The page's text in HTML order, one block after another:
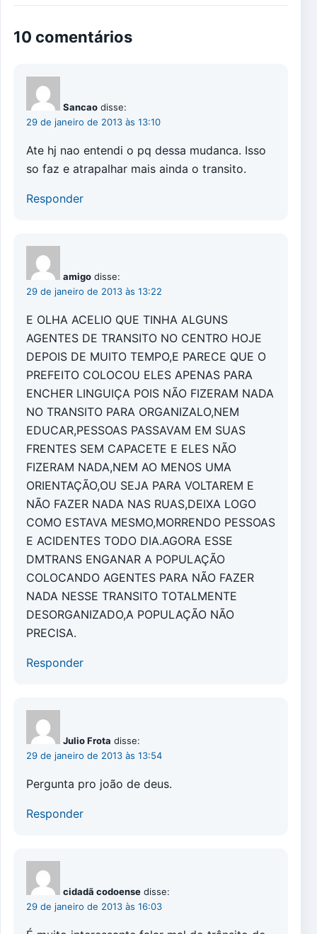
10 comentários
Sancao disse:
29 de janeiro de 2013 às 13:10
Ate hj nao entendi o pq dessa mudanca. Isso
so faz e atrapalhar mais ainda o transito.
Responder
amigo disse:
29 de janeiro de 2013 às 13:22
E OLHA ACELIO QUE TINHA ALGUNS
AGENTES DE TRANSITO NO CENTRO HOJE
DEPOIS DE MUITO TEMPO,E PARECE QUE O
PREFEITO COLOCOU ELES APENAS PARA
ENCHER LINGUIÇA POIS NÃO FIZERAM NADA
NO TRANSITO PARA ORGANIZALO,NEM
EDUCAR,PESSOAS PASSAVAM EM SUAS
FRENTES SEM CAPACETE E ELES NÃO
FIZERAM NADA,NEM AO MENOS UMA
ORIENTAÇÃO,OU SEJA PARA VOLTAREM E
NÃO FAZER NADA NAS RUAS,DEIXA LOGO
COMO ESTAVA MESMO,MORRENDO PESSOAS
E ACIDENTES TODO DIA.AGORA ESSE
DMTRANS ENGANAR A POPULAÇÃO
COLOCANDO AGENTES PARA NÃO FAZER
NADA NESSE TRANSITO TOTALMENTE
DESORGANIZADO,A POPULAÇÃO NÃO
PRECISA.
Responder
Julio Frota disse:
29 de janeiro de 2013 às 13:54
Pergunta pro joão de deus.
Responder
cidadã codoense disse:
29 de janeiro de 2013 às 16:03